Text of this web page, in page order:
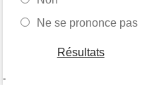
Ne se prononce pas
Résultats
-